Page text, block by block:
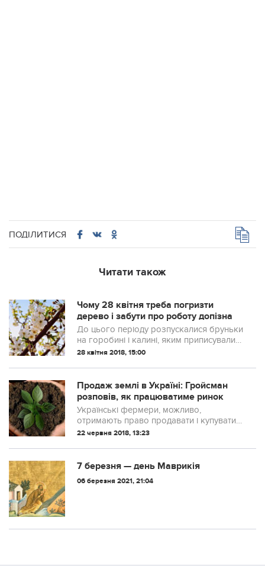
ПОДІЛИТИСЯ
Читати також
Чому 28 квітня треба погризти
дерево і забути про роботу допізна
До цього періоду розпускалися бруньки
на горобині і калині, яким приписували
цілющі властивості.
28 квітня 2018, 15:00
Продаж землі в Україні: Гройсман
розповів, як працюватиме ринок
Українські фермери, можливо,
отримають право продавати і купувати
землю, проте використовувати
зможуть.
22 червня 2018, 13:23
7 березня — день Маврикія
06 березня 2021, 21:04